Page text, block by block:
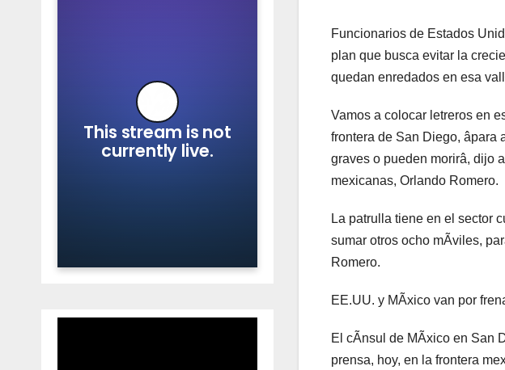
Funcionarios de Estados
plan que busca evitar la
quedan enredados en esa
Vamos a colocar letreros en
frontera de San Diego, âpara
graves o pueden morirâ, dijo
mexicanas, Orlando Romero.
La patrulla tiene en el sector
sumar otros ocho mÃviles,
Romero.
EE.UU. y MÃxico van por
El cÃnsul de MÃxico en San
prensa, hoy, en la frontera